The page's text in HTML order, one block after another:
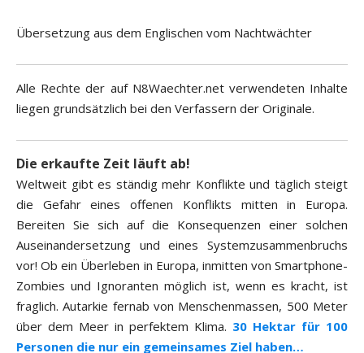
Übersetzung aus dem Englischen vom Nachtwächter
Alle Rechte der auf N8Waechter.net verwendeten Inhalte
liegen grundsätzlich bei den Verfassern der Originale.
Die erkaufte Zeit läuft ab!
Weltweit gibt es ständig mehr Konflikte und täglich steigt
die Gefahr eines offenen Konflikts mitten in Europa.
Bereiten Sie sich auf die Konsequenzen einer solchen
Auseinandersetzung und eines Systemzusammenbruchs
vor! Ob ein Überleben in Europa, inmitten von Smartphone-
Zombies und Ignoranten möglich ist, wenn es kracht, ist
fraglich. Autarkie fernab von Menschenmassen, 500 Meter
über dem Meer in perfektem Klima. 30 Hektar für 100
Personen die nur ein gemeinsames Ziel haben…